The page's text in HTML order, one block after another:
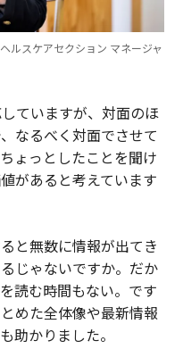
ルスケアセクション マネージャ
ていますが、対面のほ
なるべく対面でさせて
ょっとしたことを聞け
があると考えています
と無数に情報が出てき
じゃないですか。だか
読む時間もない。です
めた全体像や最新情報
助かりました。